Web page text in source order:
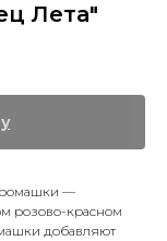
Лета"
ромашки —
розово-красном
добавляют